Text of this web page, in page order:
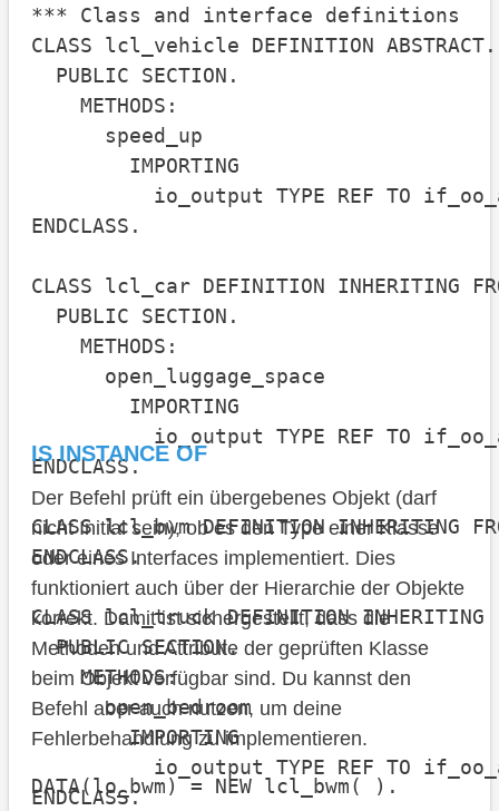
*** Class and interface definitions
CLASS lcl_vehicle DEFINITION ABSTRACT.
PUBLIC SECTION.
METHODS:
speed_up
IMPORTING
io_output TYPE REF TO
ENDCLASS.
CLASS lcl_car DEFINITION INHERITING
PUBLIC SECTION.
METHODS:
open_luggage_space
IMPORTING
io_output TYPE REF TO
ENDCLASS.
CLASS lcl_bwm DEFINITION INHERITING
ENDCLASS.
CLASS lcl_truck DEFINITION
PUBLIC SECTION.
METHODS:
open_bedroom
IMPORTING
io_output TYPE REF TO
ENDCLASS.
IS INSTANCE OF
Der Befehl prüft ein übergebenes Objekt (darf
nicht Initial sein), ob es den Type einer Klasse
oder eines Interfaces implementiert. Dies
funktioniert auch über der Hierarchie der Objekte
korrekt. Damit ist sichergestellt, dass die
Methoden und Attribute der geprüften Klasse
beim Objekt verfügbar sind. Du kannst den
Befehl aber auch nutzen, um deine
Fehlerbehandlung zu implementieren.
DATA(lo_bwm) = NEW lcl_bwm( ).